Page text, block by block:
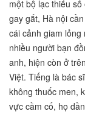
một bộ lạc thiểu
gay gắt, Hà nội
cái cảnh giam lỏng
nhiều người bạn
anh, hiện còn ở
Việt. Tiếng là bác
không thuốc men,
vực cầm cố, họ